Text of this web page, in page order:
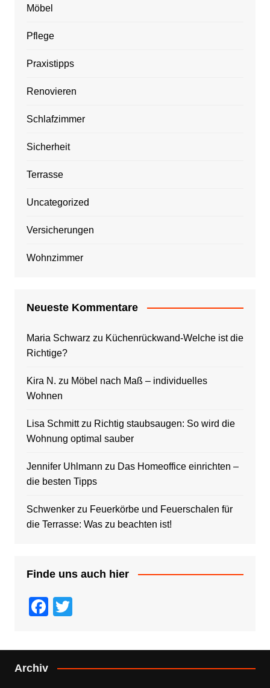
Möbel
Pflege
Praxistipps
Renovieren
Schlafzimmer
Sicherheit
Terrasse
Uncategorized
Versicherungen
Wohnzimmer
Neueste Kommentare
Maria Schwarz zu Küchenrückwand-Welche ist die
Richtige?
Kira N. zu Möbel nach Maß – individuelles
Wohnen
Lisa Schmittzu Richtig staubsaugen: So wird die
Wohnung optimal sauber
Jennifer Uhlmann zu Das Homeoffice einrichten –
die besten Tipps
Schwenkerzu Feuerkörbe und Feuerschalen für
die Terrasse: Was zu beachten ist!
Finde uns auch hier
F
c
e
tt
er
Archiv